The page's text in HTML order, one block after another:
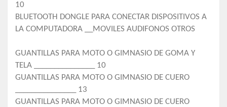
10
BLUETOOTH DONGLE PARA CONECTAR DISPOSITIVOS A
LA COMPUTADORA __MOVILES AUDIFONOS OTROS
GUANTILLAS PARA MOTO O GIMNASIO DE GOMA Y
TELA _______________ 10
GUANTILLAS PARA MOTO O GIMNASIO DE CUERO
_______________ 13
GUANTILLAS PARA MOTO O GIMNASIO DE CUERO